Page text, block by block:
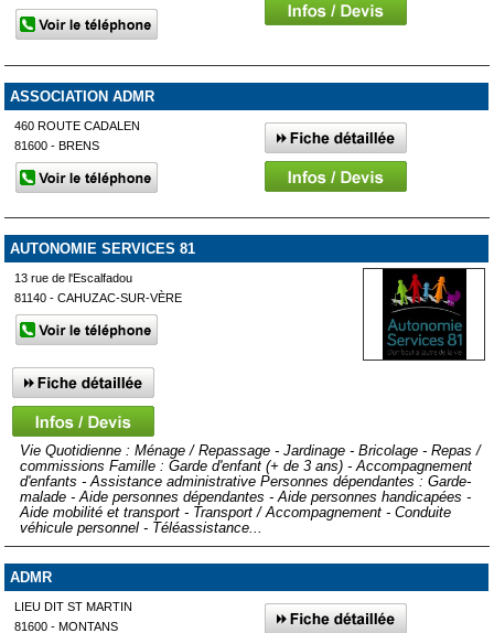
ASSOCIATION ADMR
460 ROUTE CADALEN
81600 - BRENS
AUTONOMIE SERVICES 81
13 rue de l'Escalfadou
81140 - CAHUZAC-SUR-VÈRE
Vie Quotidienne : Ménage / Repassage - Jardinage - Bricolage - Repas /
commissions Famille : Garde d'enfant (+ de 3 ans) - Accompagnement
d'enfants - Assistance administrative Personnes dépendantes : Garde-
malade - Aide personnes dépendantes - Aide personnes handicapées -
Aide mobilité et transport - Transport / Accompagnement - Conduite
véhicule personnel - Téléassistance...
ADMR
LIEU DIT ST MARTIN
81600 - MONTANS